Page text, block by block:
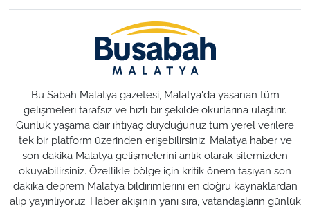
Bu Sabah Malatya gazetesi, Malatya'da yaşanan tüm
gelişmeleri tarafsız ve hızlı bir şekilde okurlarına ulaştırır.
Günlük yaşama dair ihtiyaç duyduğunuz tüm yerel verilere
tek bir platform üzerinden erişebilirsiniz. Malatya haber ve
son dakika Malatya gelişmelerini anlık olarak sitemizden
okuyabilirsiniz. Özellikle bölge için kritik önem taşıyan son
dakika deprem Malatya bildirimlerini en doğru kaynaklardan
alıp yayınlıyoruz. Haber akışının yanı sıra, vatandaşların günlük